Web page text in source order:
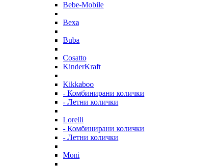
Bebe-Mobile
Bexa
Buba
Cosatto
KinderKraft
Kikkaboo
- Комбинирани колички
- Летни колички
Lorelli
- Комбинирани колички
- Летни колички
Moni